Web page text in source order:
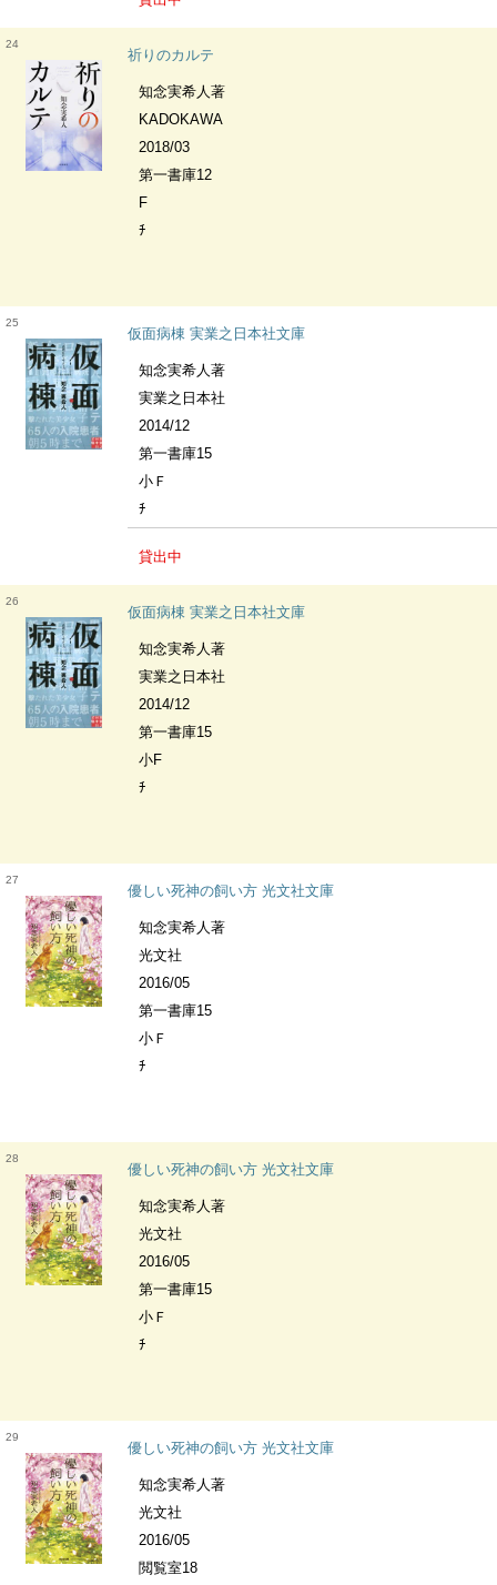
24
祈りのカルテ
知念実希人著
KADOKAWA
2018/03
第一書庫12
F
ﾁ
25
仮面病棟 実業之日本社文庫
知念実希人著
実業之日本社
2014/12
第一書庫15
小Ｆ
ﾁ
貸出中
26
仮面病棟 実業之日本社文庫
知念実希人著
実業之日本社
2014/12
第一書庫15
小F
ﾁ
27
優しい死神の飼い方 光文社文庫
知念実希人著
光文社
2016/05
第一書庫15
小Ｆ
ﾁ
28
優しい死神の飼い方 光文社文庫
知念実希人著
光文社
2016/05
第一書庫15
小Ｆ
ﾁ
29
優しい死神の飼い方 光文社文庫
知念実希人著
光文社
2016/05
閲覧室18